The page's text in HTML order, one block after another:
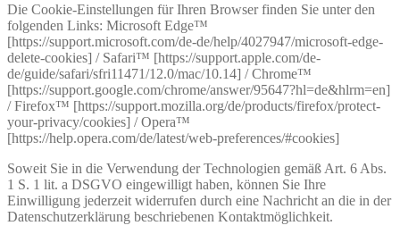
Die Cookie-Einstellungen für Ihren Browser finden Sie unter den
folgenden Links: Microsoft Edge™
[https://support.microsoft.com/de-de/help/4027947/microsoft-edge-
delete-cookies] / Safari™ [https://support.apple.com/de-
de/guide/safari/sfri11471/12.0/mac/10.14] / Chrome™
[https://support.google.com/chrome/answer/95647?hl=de&hlrm=en]
/ Firefox™ [https://support.mozilla.org/de/products/firefox/protect-
your-privacy/cookies] / Opera™
[https://help.opera.com/de/latest/web-preferences/#cookies]
Soweit Sie in die Verwendung der Technologien gemäß Art. 6 Abs.
1 S. 1 lit. a DSGVO eingewilligt haben, können Sie Ihre
Einwilligung jederzeit widerrufen durch eine Nachricht an die in der
Datenschutzerklärung beschriebenen Kontaktmöglichkeit.